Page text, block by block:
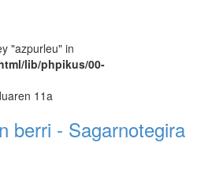
"azpurleu" in
lib/phpikus/00-
11a
berri - Sagarnotegira